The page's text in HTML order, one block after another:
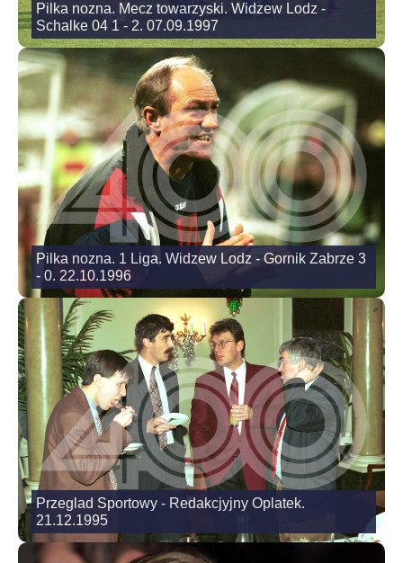
Pilka nozna. Mecz towarzyski. Widzew Lodz -
Schalke 04 1 - 2. 07.09.1997
Pilka nozna. 1 Liga. Widzew Lodz - Gornik Zabrze 3
- 0. 22.10.1996
Przeglad Sportowy - Redakcjyjny Oplatek.
21.12.1995